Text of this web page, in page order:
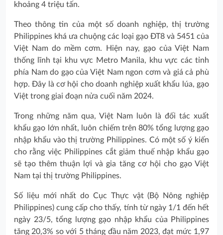
khoảng 4 triệu tấn.
Theo thông tin của một số doanh nghiệp, thị trường
Philippines khá ưa chuộng các loại gạo ĐT8 và 5451 của
Việt Nam do mềm cơm. Hiện nay, gạo của Việt Nam
thống lĩnh tại khu vực Metro Manila, khu vực các tỉnh
phía Nam do gạo của Việt Nam ngon cơm và giá cả phù
hợp. Đây là cơ hội cho doanh nghiệp xuất khẩu lúa, gạo
Việt trong giai đoạn nửa cuối năm 2024.
Trong những năm qua, Việt Nam luôn là đối tác xuất
khẩu gạo lớn nhất, luôn chiếm trên 80% tổng lượng gạo
nhập khẩu vào thị trường Philippines. Có một số ý kiến
cho rằng việc Philippines cắt giảm thuế nhập khẩu gạo
sẽ tạo thêm thuận lợi và gia tăng cơ hội cho gạo Việt
Nam tại thị trường Philippines.
Số liệu mới nhất do Cục Thực vật (Bộ Nông nghiệp
Philippines) cung cấp cho thấy, tính từ ngày 1/1 đến hết
ngày 23/5, tổng lượng gạo nhập khẩu của Philippines
tăng 20,3% so với 5 tháng đầu năm 2023, đạt mức 1,97